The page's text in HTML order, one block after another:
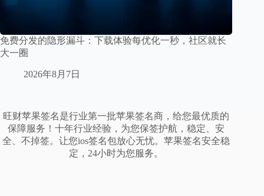
免费分发的隐形漏斗：下载体验每优化一秒，社区就长
大一圈
2026年8月7日
旺财苹果签名是行业第一批苹果签名商，给您最优质的
保障服务！十年行业经验，为您保签护航，稳定、安
全、不掉签。让您ios签名包放心无忧。苹果签名安全稳
定，24小时为您服务。